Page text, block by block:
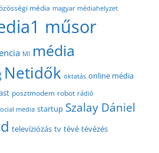
média magyar médiahelyzet
műsor
MI média
Netidők oktatás online média
posztmodem robot rádió
media startup Szalay Dániel
televíziózás tv tévé tévézés